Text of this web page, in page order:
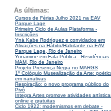
As últimas:
Cursos de Férias Julho 2021 na EAV
Parque Lage
Primeiro Ciclo de Aulas Plataforma -
Inscrições
Yná Kabe Rodríguez e convidados em
Ativações na Hábito/Habitante na EAV
Parque Lage, Rio de Janeiro
Yonamine em Fala Pública - Residências
MAM, Rio de Janeiro
Projeto Presença Negra no MARGS
1º Colóquio Musealização da Arte:
em narrativas
Respiração: o novo programa público do
Pivô
Integra Artes promove atividades
online e gratuitas
Ciclo 1922: modernismos em debate -